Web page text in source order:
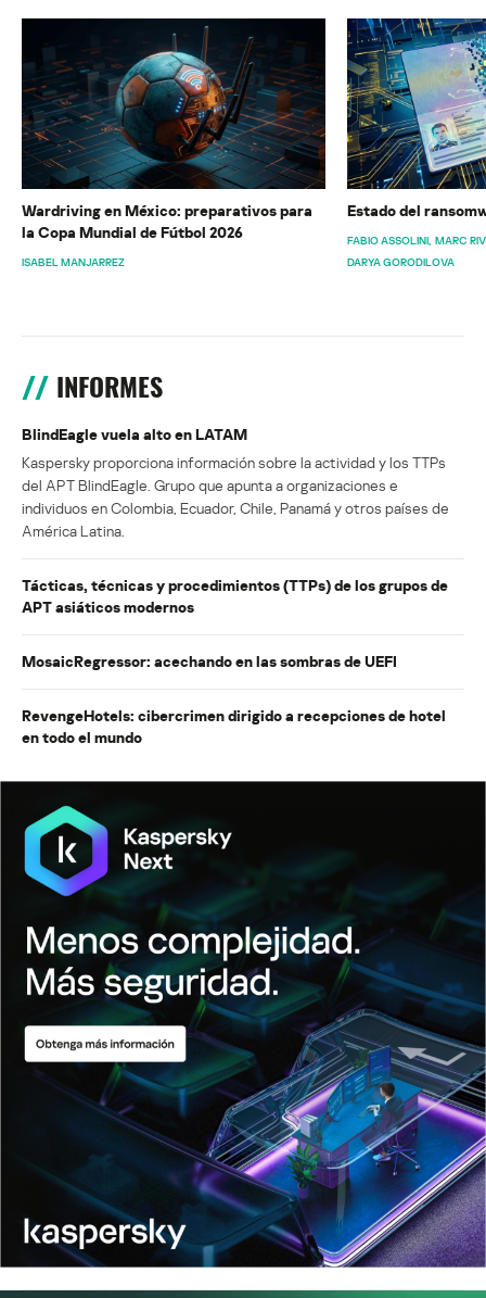
Wardriving en México: preparativos para
la Copa Mundial de Fútbol 2026
ISABEL MANJARREZ
Estado del
FABIO ASSOLINI MARC
DARYA GORODILOVA
INFORMES
BlindEagle vuela alto en LATAM
Kaspersky proporciona información sobre la actividad y los TTPs
del APT BlindEagle. Grupo que apunta a organizaciones e
individuos en Colombia, Ecuador, Chile, Panamá y otros países de
América Latina.
Tácticas, técnicas y procedimientos (TTPs) de los grupos de
APT asiáticos modernos
MosaicRegressor: acechando en las sombras de UEFI
RevengeHotels: cibercrimen dirigido a recepciones de hotel
en todo el mundo